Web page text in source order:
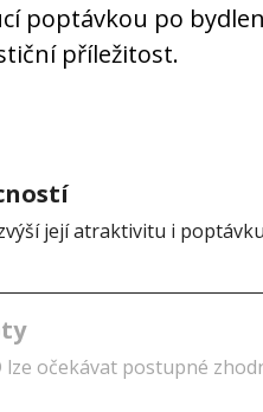
poptávkou po
příležitost.
její atraktivitu i
očekávat postupné